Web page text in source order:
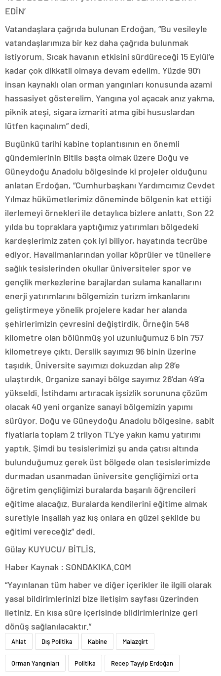
EDİN’
Vatandaşlara çağrıda bulunan Erdoğan, “Bu vesileyle
vatandaşlarımıza bir kez daha çağrıda bulunmak
istiyorum. Sıcak havanın etkisini sürdüreceği 15 Eylül’e
kadar çok dikkatli olmaya devam edelim. Yüzde 90’ı
insan kaynaklı olan orman yangınları konusunda azami
hassasiyet gösterelim. Yangına yol açacak anız yakma,
piknik ateşi, sigara izmariti atma gibi hususlardan
lütfen kaçınalım” dedi.
Bugünkü tarihi kabine toplantısının en önemli
gündemlerinin Bitlis başta olmak üzere Doğu ve
Güneydoğu Anadolu bölgesinde ki projeler olduğunu
anlatan Erdoğan, “Cumhurbaşkanı Yardımcımız Cevdet
Yılmaz hükümetlerimiz döneminde bölgenin kat ettiği
ilerlemeyi örnekleri ile detaylıca bizlere anlattı. Son 22
yılda bu topraklara yaptığımız yatırımları bölgedeki
kardeşlerimiz zaten çok iyi biliyor, hayatında tecrübe
ediyor. Havalimanlarından yollar köprüler ve tünellere
sağlık tesislerinden okullar üniversiteler spor ve
gençlik merkezlerine barajlardan sulama kanallarını
enerji yatırımlarını bölgemizin turizm imkanlarını
geliştirmeye yönelik projelere kadar her alanda
şehirlerimizin çevresini değiştirdik. Örneğin 548
kilometre olan bölünmüş yol uzunluğumuz 6 bin 757
kilometreye çıktı. Derslik sayımızı 96 binin üzerine
taşıdık. Üniversite sayımızı dokuzdan alıp 28’e
ulaştırdık. Organize sanayi bölge sayımız 26’dan 49’a
yükseldi. İstihdamı artıracak işsizlik sorununa çözüm
olacak 40 yeni organize sanayi bölgemizin yapımı
sürüyor. Doğu ve Güneydoğu Anadolu bölgesine, sabit
fiyatlarla toplam 2 trilyon TL’ye yakın kamu yatırımı
yaptık. Şimdi bu tesislerimizi şu anda çatısı altında
bulunduğumuz gerek üst bölgede olan tesislerimizde
durmadan usanmadan üniversite gençliğimizi orta
öğretim gençliğimizi buralarda başarılı öğrencileri
eğitime alacağız. Buralarda kendilerini eğitime almak
suretiyle inşallah yaz kış onlara en güzel şekilde bu
eğitimi vereceğiz” dedi.
Gülay KUYUCU/ BİTLİS,
Haber Kaynak : SONDAKIKA.COM
“Yayınlanan tüm haber ve diğer içerikler ile ilgili olarak
yasal bildirimlerinizi bize iletişim sayfası üzerinden
iletiniz. En kısa süre içerisinde bildirimlerinize geri
dönüş sağlanılacaktır.”
Ahlat Dış Politika Kabine Malazgirt
Orman Yangınları Politika Recep Tayyip Erdoğan